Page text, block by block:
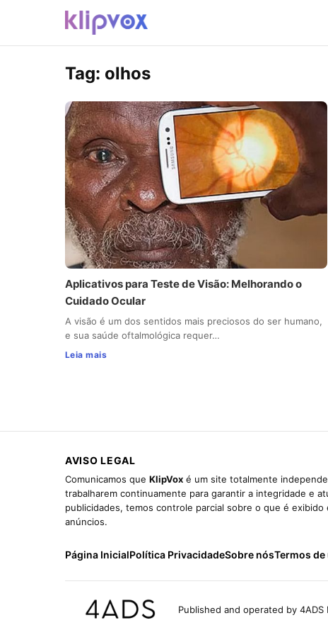
Tag: olhos
Aplicativos para Teste de Visão: Melhorando o
Cuidado Ocular
A visão é um dos sentidos mais preciosos do ser humano,
e sua saúde oftalmológica requer…
Leia mais
AVISO LEGAL
Comunicamos que KlipVox é um site totalmente
trabalharem continuamente para garantir a integridade e
publicidades, temos controle parcial sobre o que é
anúncios.
Página InicialPolítica PrivacidadeSobre nósTermos de
Published and operated by 4ADS